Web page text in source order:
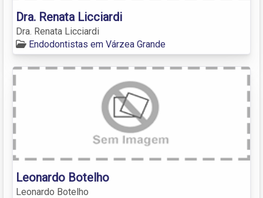
Dra. Renata Licciardi
Dra. Renata Licciardi
Endodontistas em Várzea Grande
Leonardo Botelho
Leonardo Botelho